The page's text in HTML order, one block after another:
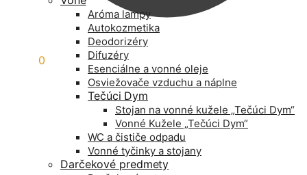
0
Aróma lampy
Autokozmetika
Deodorizéry
Difuzéry
Esenciálne a vonné oleje
Osviežovače vzduchu a náplne
Tečúci Dym
Stojan na vonné kužele „Tečúci Dym“
Vonné Kužele „Tečúci Dym“
WC a čističe odpadu
Vonné tyčinky a stojany
Darčekové predmety